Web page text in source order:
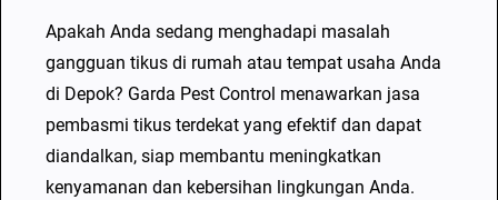
Apakah Anda sedang menghadapi masalah
gangguan tikus di rumah atau tempat usaha Anda
di Depok? Garda Pest Control menawarkan jasa
pembasmi tikus terdekat yang efektif dan dapat
diandalkan, siap membantu meningkatkan
kenyamanan dan kebersihan lingkungan Anda.